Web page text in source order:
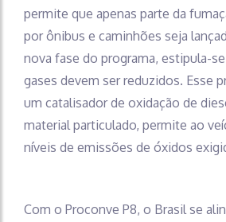
permite que apenas parte da
por ônibus e caminhões seja
nova fase do programa, estipula-
gases devem ser reduzidos. Esse
um catalisador de oxidação de
material particulado, permite ao
níveis de emissões de óxidos
Com o Proconve P8, o Brasil se